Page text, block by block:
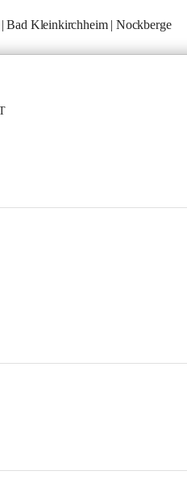
Bad Kleinkirchheim | Nockberge